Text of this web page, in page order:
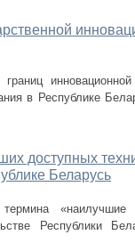
инновационной
в Республике
доступных
Беларусь
«наилучшие
Республики